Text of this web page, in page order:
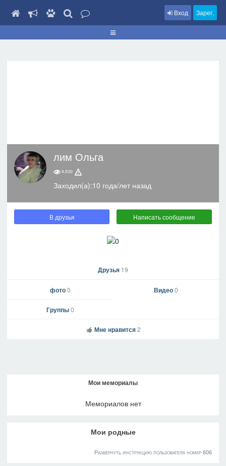
Вход Зарег.
лим Ольга
9,530
Заходил(а):10 года/лет назад
В друзья Написать сообщение
Друзья 19
фото0 Видео0
Группы0
Мне нравится 2
Мои мемориалы
Мемориалов нет
Мои родные
Развернуть инструкцию пользователя номер 606